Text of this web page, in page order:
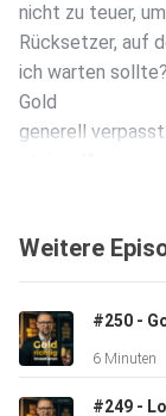
nicht zu teuer,
Rücksetzer, auf
ich warten
Gold
generell
Jahr 2026 und
Inflation,
Straße
von Hormuz,
und der
Weitere
6 Minuten